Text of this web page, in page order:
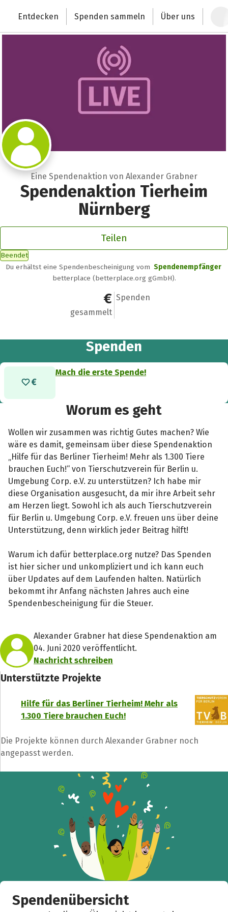
Deutschlands größte Spendenplattform
Entdecken Spenden sammeln Über uns
Eine Spendenaktion von Alexander Grabner
Spendenaktion Tierheim
Nürnberg
Teilen
Beendet
Du erhältst eine Spendenbescheinigung vom Spendenempfänger
betterplace (betterplace.org gGmbH).
0 €
gesammelt
0
Spenden
Spenden
Mach die erste Spende!
Worum es geht
Wollen wir zusammen was richtig Gutes machen? Wie
wäre es damit, gemeinsam über diese Spendenaktion
„Hilfe für das Berliner Tierheim! Mehr als 1.300 Tiere
brauchen Euch!“ von Tierschutzverein für Berlin u.
Umgebung Corp. e.V. zu unterstützen? Ich habe mir
diese Organisation ausgesucht, da mir ihre Arbeit sehr
am Herzen liegt. Sowohl ich als auch Tierschutzverein
für Berlin u. Umgebung Corp. e.V. freuen uns über deine
Unterstützung, denn wirklich jeder Beitrag hilft!
Warum ich dafür betterplace.org nutze? Das Spenden
ist hier sicher und unkompliziert und ich kann euch
über Updates auf dem Laufenden halten. Natürlich
bekommt ihr Anfang nächsten Jahres auch eine
Spendenbescheinigung für die Steuer.
Alexander Grabner hat diese Spendenaktion am
04. Juni 2020 veröffentlicht.
Nachricht schreiben
Unterstützte Projekte
Hilfe für das Berliner Tierheim! Mehr als
1.300 Tiere brauchen Euch!
Die Projekte können durch Alexander Grabner noch
angepasst werden.
Spendenübersicht
Hilf mit noch mehr Spenden zu sammeln!
Facebook WhatsApp